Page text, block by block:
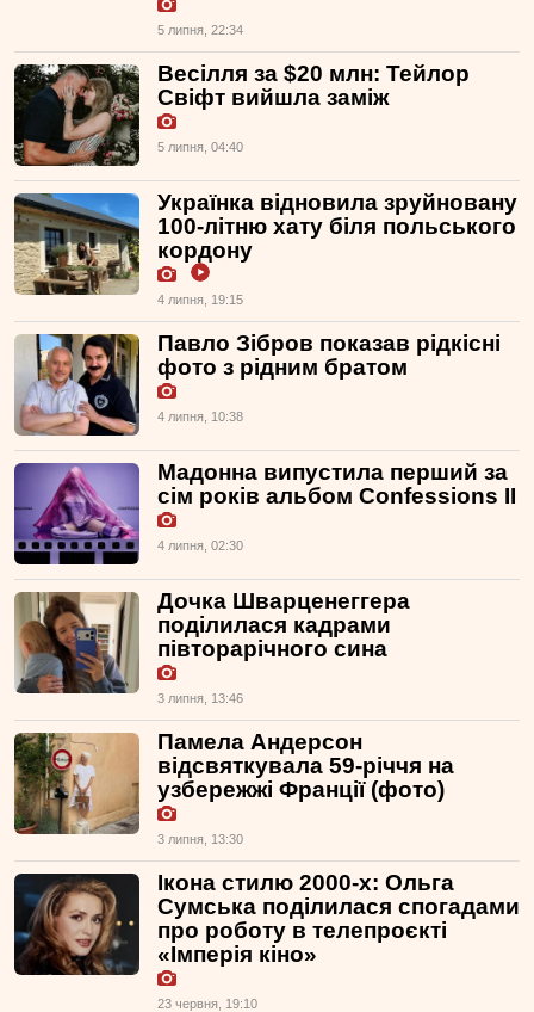
5 липня, 22:34
Весілля за $20 млн: Тейлор
Свіфт вийшла заміж
5 липня, 04:40
Українка відновила зруйновану
100-літню хату біля польського
кордону
4 липня, 19:15
Павло Зібров показав рідкісні
фото з рідним братом
4 липня, 10:38
Мадонна випустила перший за
сім років альбом Confessions II
4 липня, 02:30
Дочка Шварценеггера
поділилася кадрами
півторарічного сина
3 липня, 13:46
Памела Андерсон
відсвяткувала 59-річчя на
узбережжі Франції (фото)
3 липня, 13:30
Ікона стилю 2000-х: Ольга
Сумська поділилася спогадами
про роботу в телепроєкті
«Імперія кіно»
23 червня, 19:10